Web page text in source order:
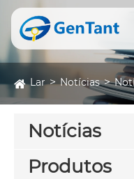
Lar Notícias
Notícias
Produtos